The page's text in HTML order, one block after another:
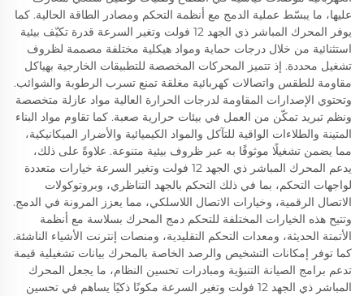
عليها، ما يبسّط عملية الدمج مع أنظمة التحكم ومصادر الطاقة الحالية. كما
يوفر المحرك المباشر ذي الجهد 12 فولت وتغير السرعة قدرة تكيّف بيئية
استثنائية من خلال درجات حماية ومواد هيكلية مختلفة مصممة لظروف
تشغيل محددة. إذ تتميز المحركات المخصصة للتطبيقات الخارجية بهياكل
مقاومة للطقس واتصالات كهربائية مغلقة تمنع تسرب الرطوبة والشوائب.
وتحتوي الإصدارات المقاومة لدرجات الحرارة العالية مواد عازلة متخصصة
ونظم تبريد تمكّن من العمل في بيئات حرارية صعبة. كما تقاوم مواد البناء
المتينة والطلاءات الواقية للتآكل والمواد الكيميائية والأضرار الميكانيكية،
مما يضمن تشغيلًا موثوقًا به عبر ظروف بيئية متنوعة. علاوةً على ذلك،
يدعم المحرك المباشر ذي الجهد 12 فولت وتغير السرعة خيارات متعددة
لواجهات التحكم، بما في ذلك التحكم بالجهد التناظري، وبروتوكولات
الاتصال الرقمية، وخيارات الاتصال اللاسلكي، مما يعزز المرونة في الدمج.
وتتيح هذه الخيارات المختلفة للتحكم دمج المحرك بسلاسة مع أنظمة
الأتمتة الحديثة، ومعدات التحكم التقليدية، ومنصات إنترنت الأشياء الناشئة.
كما توفر إمكانات التشخيص والرصد الخاصة بالمحرك بيانات تشغيلية قيمة
تدعم برامج الصيانة التنبؤية ومبادرات تحسين النظام، ما يجعل المحرك
المباشر ذي الجهد 12 فولت وتغير السرعة مكونًا ذكيًا يساهم في تحسين